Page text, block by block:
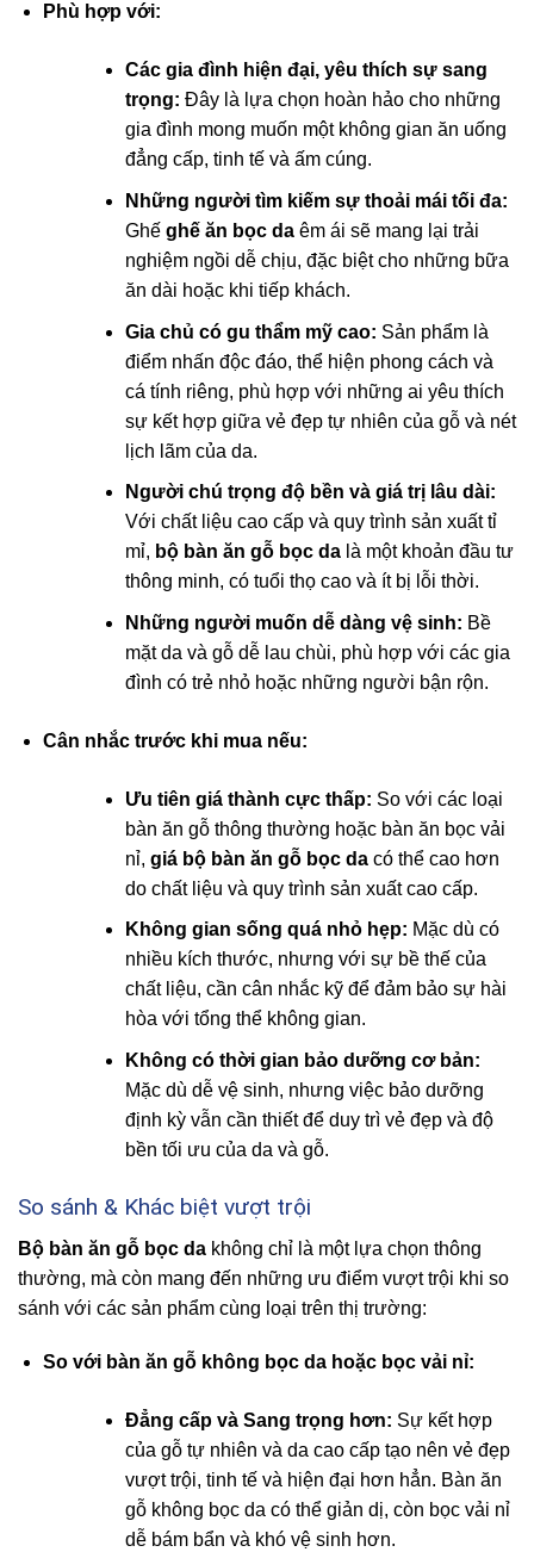
Phù hợp với:
Các gia đình hiện đại, yêu thích sự sang
trọng: Đây là lựa chọn hoàn hảo cho những
gia đình mong muốn một không gian ăn uống
đẳng cấp, tinh tế và ấm cúng.
Những người tìm kiếm sự thoải mái tối đa:
Ghế ghế ăn bọc daêm ái sẽ mang lại trải
nghiệm ngồi dễ chịu, đặc biệt cho những bữa
ăn dài hoặc khi tiếp khách.
Gia chủ có gu thẩm mỹ cao: Sản phẩm là
điểm nhấn độc đáo, thể hiện phong cách và
cá tính riêng, phù hợp với những ai yêu thích
sự kết hợp giữa vẻ đẹp tự nhiên của gỗ và nét
lịch lãm của da.
Người chú trọng độ bền và giá trị lâu dài:
Với chất liệu cao cấp và quy trình sản xuất tỉ
mỉ, bộ bàn ăn gỗ bọc dalà một khoản đầu tư
thông minh, có tuổi thọ cao và ít bị lỗi thời.
Những người muốn dễ dàng vệ sinh: Bề
mặt da và gỗ dễ lau chùi, phù hợp với các gia
đình có trẻ nhỏ hoặc những người bận rộn.
Cân nhắc trước khi mua nếu:
Ưu tiên giá thành cực thấp: So với các loại
bàn ăn gỗ thông thường hoặc bàn ăn bọc vải
nỉ, giá bộ bàn ăn gỗ bọc dacó thể cao hơn
do chất liệu và quy trình sản xuất cao cấp.
Không gian sống quá nhỏ hẹp: Mặc dù có
nhiều kích thước, nhưng với sự bề thế của
chất liệu, cần cân nhắc kỹ để đảm bảo sự hài
hòa với tổng thể không gian.
Không có thời gian bảo dưỡng cơ bản:
Mặc dù dễ vệ sinh, nhưng việc bảo dưỡng
định kỳ vẫn cần thiết để duy trì vẻ đẹp và độ
bền tối ưu của da và gỗ.
So sánh & Khác biệt vượt trội
Bộ bàn ăn gỗ bọc da không chỉ là một lựa chọn thông
thường, mà còn mang đến những ưu điểm vượt trội khi so
sánh với các sản phẩm cùng loại trên thị trường:
So với bàn ăn gỗ không bọc da hoặc bọc vải nỉ:
Đẳng cấp và Sang trọng hơn: Sự kết hợp
của gỗ tự nhiên và da cao cấp tạo nên vẻ đẹp
vượt trội, tinh tế và hiện đại hơn hẳn. Bàn ăn
gỗ không bọc da có thể giản dị, còn bọc vải nỉ
dễ bám bẩn và khó vệ sinh hơn.